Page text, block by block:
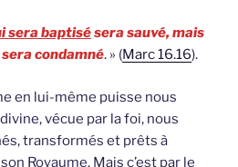
sera baptisésera sauvé, mais
condamné. » (Marc 16.16).
en lui-même puisse nous
vécue par la foi, nous
transformés et prêts à
Royaume. Mais c’est par le